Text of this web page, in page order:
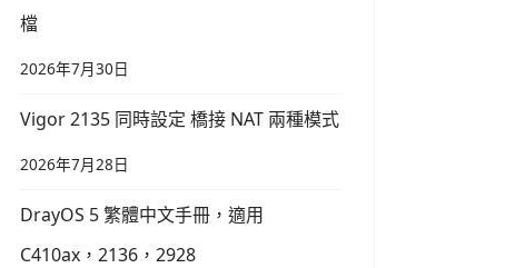
檔
2026年7月30日
Vigor 2135 同時設定 橋接 NAT 兩種模式
2026年7月28日
DrayOS 5 繁體中文手冊，適用
C410ax，2136，2928